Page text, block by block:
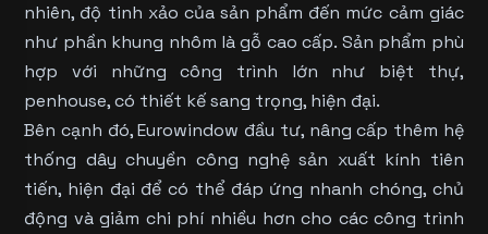
nhiên, độ tinh xảo của sản phẩm đến mức cảm giác
như phần khung nhôm là gỗ cao cấp. Sản phẩm phù
hợp với những công trình lớn như biệt thự,
penhouse, có thiết kế sang trọng, hiện đại.
Bên cạnh đó, Eurowindow đầu tư, nâng cấp thêm hệ
thống dây chuyền công nghệ sản xuất kính tiên
tiến, hiện đại để có thể đáp ứng nhanh chóng, chủ
động và giảm chi phí nhiều hơn cho các công trình